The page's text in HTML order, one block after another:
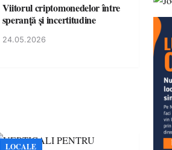
Viitorul criptomonedelor între
speranță și incertitudine
24.05.2026
LOCALE